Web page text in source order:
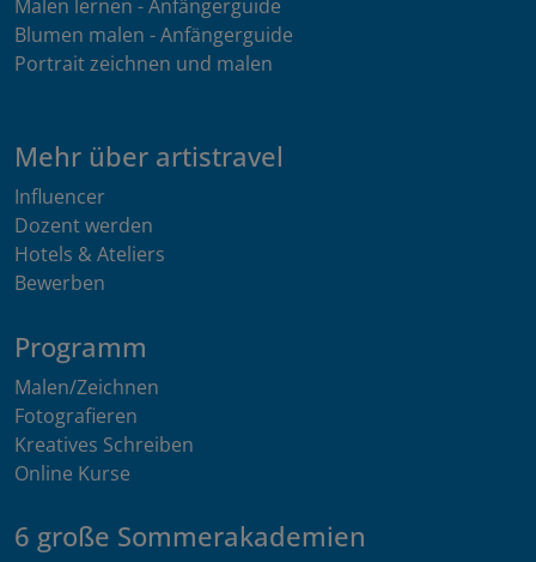
Malen lernen - Anfängerguide
Blumen malen - Anfängerguide
Portrait zeichnen und malen
Mehr über artistravel
Influencer
Dozent werden
Hotels & Ateliers
Bewerben
Programm
Malen/Zeichnen
Fotografieren
Kreatives Schreiben
Online Kurse
6 große Sommerakademien